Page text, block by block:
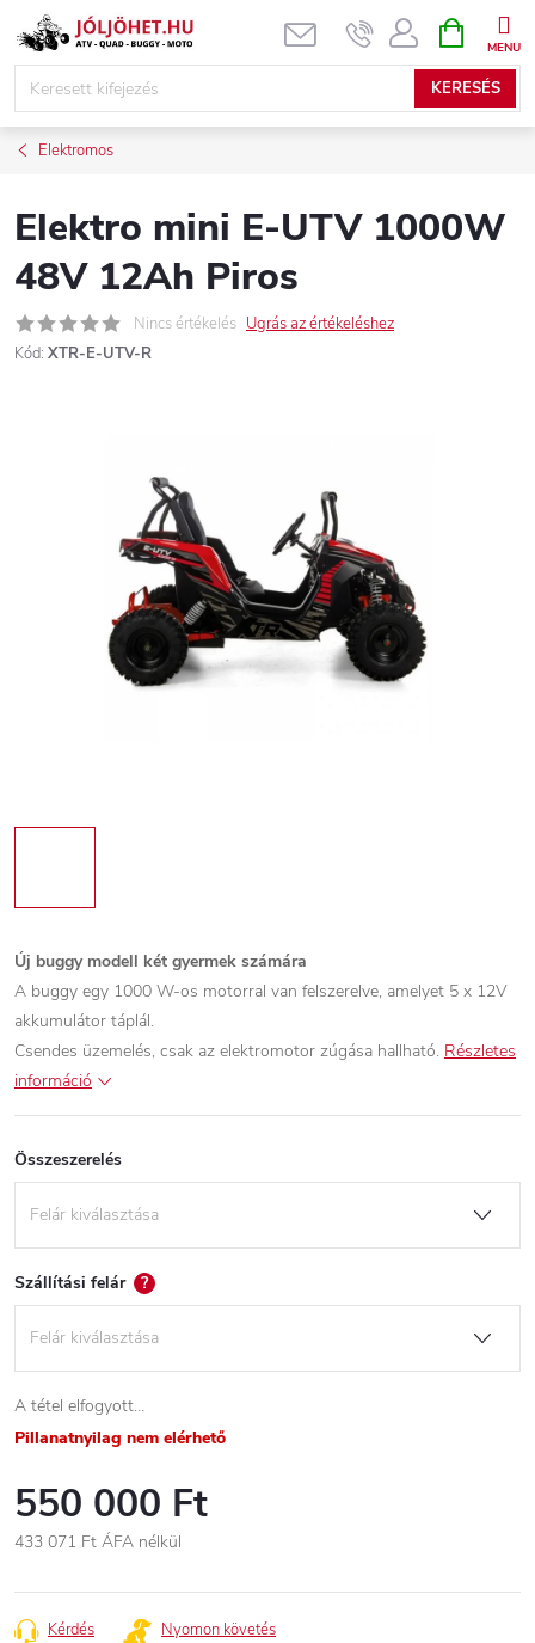
Ugrás
KERESÉS
KOSÁR
Elektromos
Elektro mini E-UTV 1000W
48V 12Ah Piros
Nincs értékelés Ugrás az értékeléshez
Kód: XTR-E-UTV-R
Új buggy modell két gyermek számára
A buggy egy 1000 W-os motorral van felszerelve, amelyet 5 x 12V
akkumulátor táplál.
Csendes üzemelés, csak az elektromotor zúgása hallható. Részletes
információ
Összeszerelés
Szállítási felár ?
A tétel elfogyott…
Pillanatnyilag nem elérhető
550 000 Ft
433 071 Ft ÁFA nélkül
Kérdés Nyomon követés